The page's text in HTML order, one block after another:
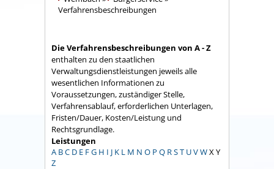
Verfahrensbeschreibungen
Die Verfahrensbeschreibungen von A - Z
enthalten zu den staatlichen
Verwaltungsdienstleistungen jeweils alle
wesentlichen Informationen zu
Voraussetzungen, zuständiger Stelle,
Verfahrensablauf, erforderlichen Unterlagen,
Fristen/Dauer, Kosten/Leistung und
Rechtsgrundlage.
Leistungen
A BC D E FG H I J K L M N O P Q RST UVWX Y
Z